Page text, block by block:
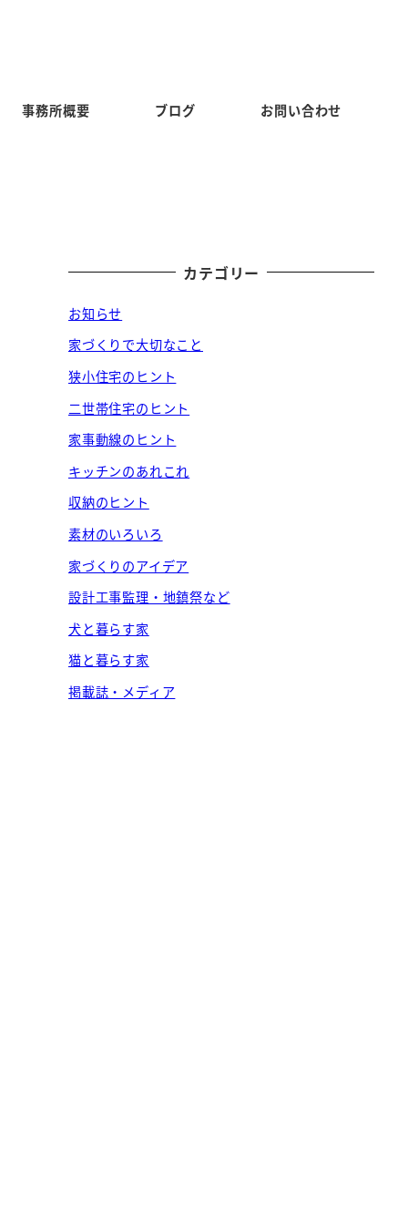
事務所概要 ブログ お問い合わせ
カテゴリー
お知らせ
家づくりで大切なこと
狭小住宅のヒント
二世帯住宅のヒント
家事動線のヒント
キッチンのあれこれ
収納のヒント
素材のいろいろ
家づくりのアイデア
設計工事監理・地鎮祭など
犬と暮らす家
猫と暮らす家
掲載誌・メディア